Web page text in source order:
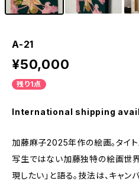
A-21
¥50,000
残り1点
International shipping
加藤麻子2025年作の絵画。タイト
写生ではない加藤独特の絵画世
現したい」と語る。技法は、キャ